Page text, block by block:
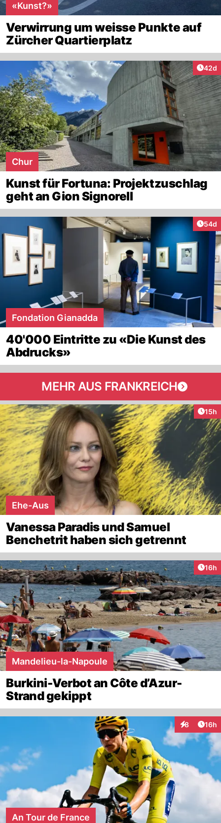
«Kunst?»
Verwirrung um weisse Punkte auf
Zürcher Quartierplatz
42d
Chur
Kunst für Fortuna: Projektzuschlag
geht an Gion Signorell
54d
Fondation Gianadda
40'000 Eintritte zu «Die Kunst des
Abdrucks»
MEHR AUS FRANKREICH
15h
Ehe-Aus
Vanessa Paradis und Samuel
Benchetrit haben sich getrennt
16h
Mandelieu-la-Napoule
Burkini-Verbot an Côte d’Azur-
Strand gekippt
8
Interaktionen
16h
An Tour de France